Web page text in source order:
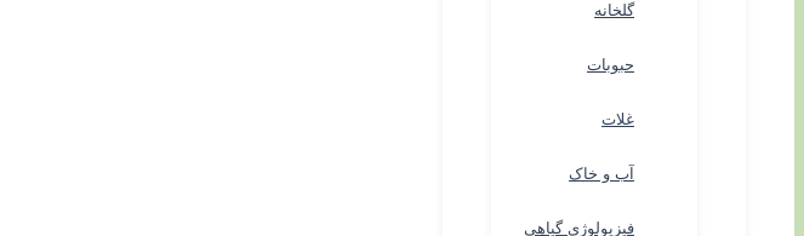
گلخانه
حبوبات
غلات
آب و خاک
فیزیولوژی گیاهی